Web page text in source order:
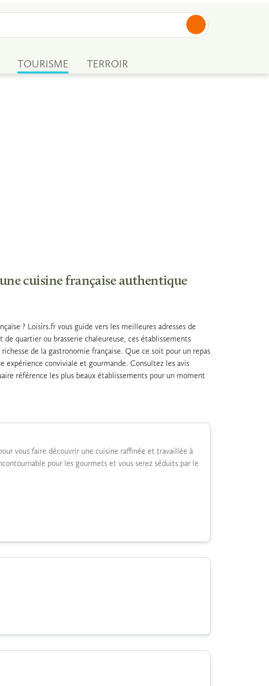
TOURISME TERROIR
cuisine française authentique
? Loisirs.fr vous guide vers les meilleures adresses de
quartier ou brasserie chaleureuse, ces établissements
de la gastronomie française. Que ce soit pour un repas
conviviale et gourmande. Consultez les avis
référence les plus beaux établissements pour un moment
vous faire découvrir une cuisine raffinée et travaillée à
pour les gourmets et vous serez séduits par le